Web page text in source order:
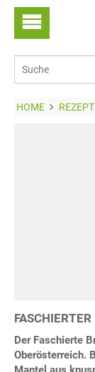
HOME
Der Faschierte
Oberösterreich.